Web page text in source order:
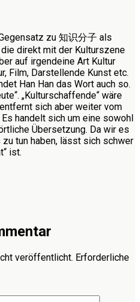
zu 知识分子 als
die direkt mit der Kulturszene
auf irgendeine Art Kultur
Film, Darstellende Kunst etc.
Han Han das Wort auch so.
„Kulturschaffende“ wäre
sich aber weiter vom
handelt sich um eine sowohl
Übersetzung. Da wir es
tun haben, lässt sich schwer
ist.
veröffentlicht. Erforderliche